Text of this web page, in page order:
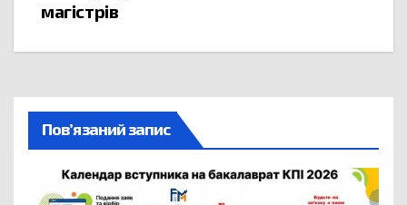
магістрів
Пов’язаний запис